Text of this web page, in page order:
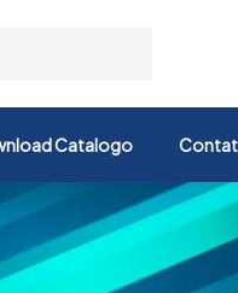
Catalogo